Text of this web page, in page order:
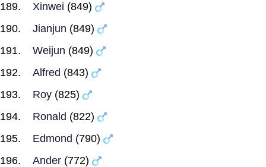
Xinwei (849)
Jianjun (849)
Weijun (849)
Alfred (843)
Roy (825)
Ronald (822)
Edmond (790)
Ander (772)